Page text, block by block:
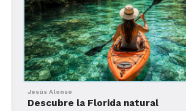
Reservación fácil y confiable para
acceso.
Fechas limitadas
Promoción disponible únicamente
periodo específico.
Jesús Alonso
Descubre la Florida natural